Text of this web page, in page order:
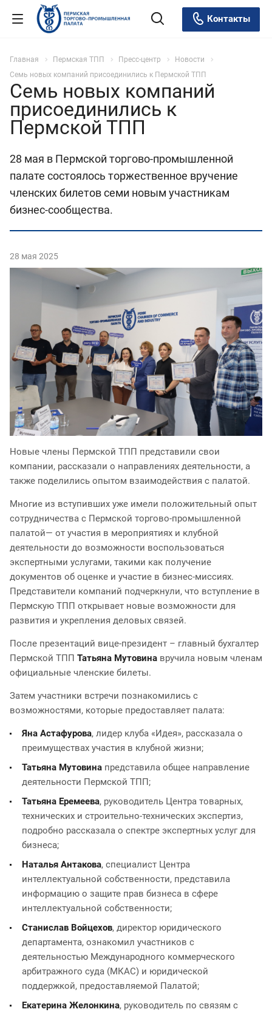
Контакты
Главная Пермская ТПП Пресс-центр
Новости
Семь новых компаний присоединились к Пермской ТПП
Семь новых компаний
присоединились к
Пермской ТПП
28 мая в Пермской торгово-промышленной
палате состоялось торжественное вручение
членских билетов семи новым участникам
бизнес-сообщества.
28 мая 2025
Новые члены Пермской ТПП представили свои
компании, рассказали о направлениях деятельности, а
также поделились опытом взаимодействия с палатой.
Многие из вступивших уже имели положительный опыт
сотрудничества с Пермской торгово-промышленной
палатой— от участия в мероприятиях и клубной
деятельности до возможности воспользоваться
экспертными услугами, такими как получение
документов об оценке и участие в бизнес-миссиях.
Представители компаний подчеркнули, что вступление в
Пермскую ТПП открывает новые возможности для
развития и укрепления деловых связей.
После презентаций вице-президент – главный бухгалтер
Пермской ТПП Татьяна Мутовина вручила новым членам
официальные членские билеты.
Затем участники встречи познакомились с
возможностями, которые предоставляет палата:
Яна Астафурова, лидер клуба «Идея», рассказала о
преимуществах участия в клубной жизни;
Татьяна Мутовина представила общее направление
деятельности Пермской ТПП;
Татьяна Еремеева, руководитель Центра товарных,
технических и строительно-технических экспертиз,
подробно рассказала о спектре экспертных услуг для
бизнеса;
Наталья Антакова, специалист Центра
интеллектуальной собственности, представила
информацию о защите прав бизнеса в сфере
интеллектуальной собственности;
Станислав Войцехов, директор юридического
департамента, ознакомил участников с
деятельностью Международного коммерческого
арбитражного суда (МКАС) и юридической
поддержкой, предоставляемой Палатой;
Екатерина Желонкина, руководитель по связям с